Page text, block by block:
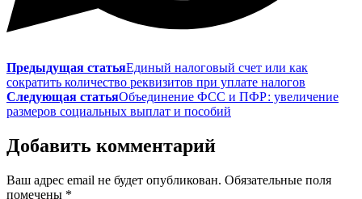
Предыдущая статьяЕдиный налоговый счет или как
сократить количество реквизитов при уплате налогов
Следующая статьяОбъединение ФСС и ПФР: увеличение
размеров социальных выплат и пособий
Добавить комментарий
Ваш адрес email не будет опубликован. Обязательные поля
помечены *